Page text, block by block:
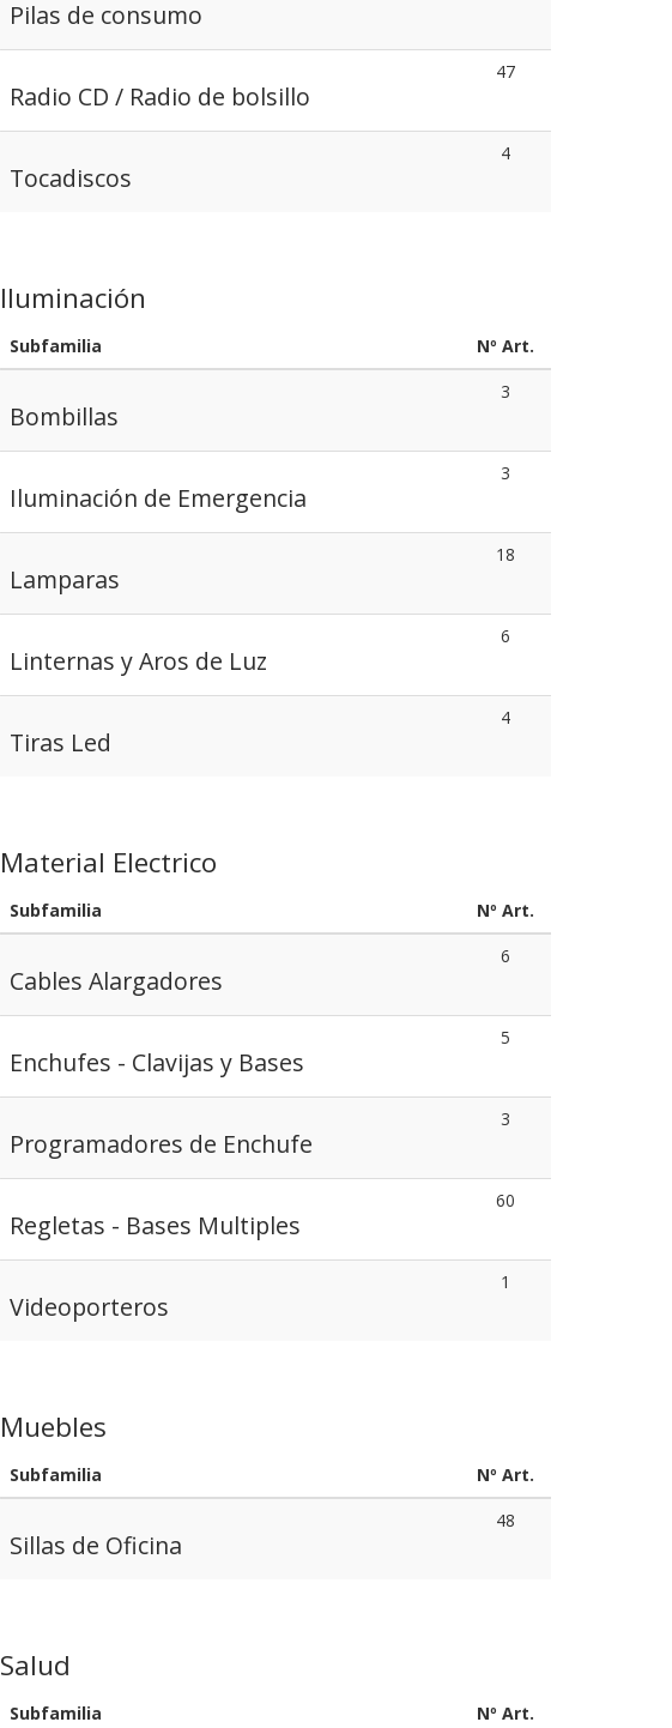
Pilas de consumo
Radio CD / Radio de bolsillo
47
Tocadiscos
4
Iluminación
Subfamilia Nº Art.
Bombillas
3
Iluminación de Emergencia
3
Lamparas
18
Linternas y Aros de Luz
6
Tiras Led
4
Material Electrico
Subfamilia Nº Art.
Cables Alargadores
6
Enchufes - Clavijas y Bases
5
Programadores de Enchufe
3
Regletas - Bases Multiples
60
Videoporteros
1
Muebles
Subfamilia Nº Art.
Sillas de Oficina
48
Salud
Subfamilia Nº Art.